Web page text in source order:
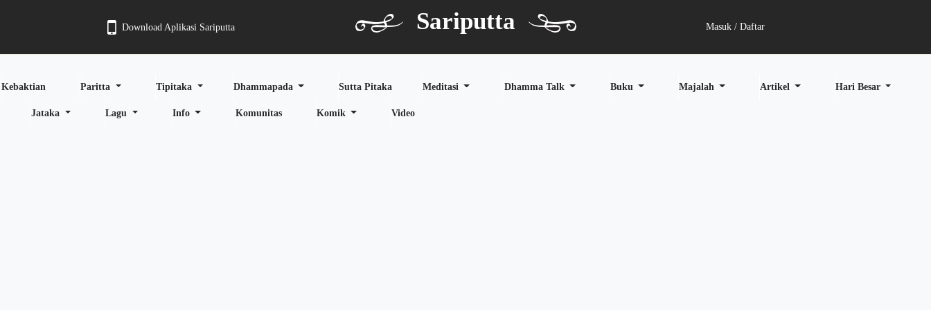
Download Aplikasi Sariputta Sariputta Masuk / Daftar
Kebaktian Paritta Tipitaka Dhammapada Sutta Pitaka Meditasi Dhamma Talk Buku Majalah Artikel Hari Besar
Jataka Lagu Info Komunitas Komik Video